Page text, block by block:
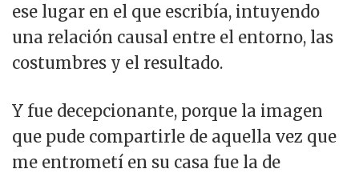
ese lugar en el que escribía, intuyendo
una relación causal entre el entorno, las
costumbres y el resultado.
Y fue decepcionante, porque la imagen
que pude compartirle de aquella vez que
me entrometí en su casa fue la de